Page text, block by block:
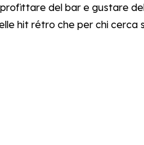
del bar e gustare
hit rétro che per chi cerca